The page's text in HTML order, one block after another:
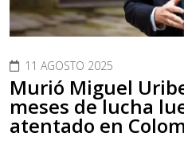
11 AGOSTO 2025
Murió Miguel
meses de lucha
atentado en